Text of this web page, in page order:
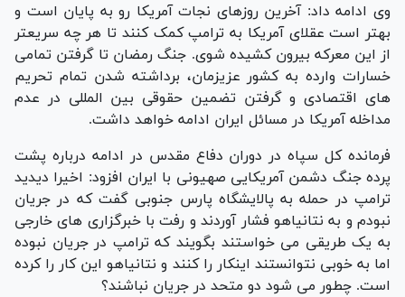
وی ادامه داد: آخرین روزهای نجات آمریکا رو به پایان است و
بهتر است عقلای آمریکا به ترامپ کمک کنند تا هر چه سریعتر
از این معرکه بیرون کشیده شوی. جنگ رمضان تا گرفتن تمامی
خسارات وارده به کشور عزیزمان، برداشته شدن تمام تحریم
های اقتصادی و گرفتن تضمین حقوقی بین المللی در عدم
مداخله آمریکا در مسائل ایران ادامه خواهد داشت.
فرمانده کل سپاه در دوران دفاع مقدس در ادامه درباره پشت
پرده جنگ دشمن آمریکایی صهیونی با ایران افزود: اخیرا دیدید
ترامپ در حمله به پالایشگاه پارس جنوبی گفت که در جریان
نبودم و به نتانیاهو فشار آوردند و رفت با خبرگزاری های خارجی
به یک طریقی می خواستند بگویند که ترامپ در جریان نبوده
اما به خوبی نتوانستند اینکار را کنند و نتانیاهو این کار را کرده
است. چطور می شود دو متحد در جریان نباشند؟